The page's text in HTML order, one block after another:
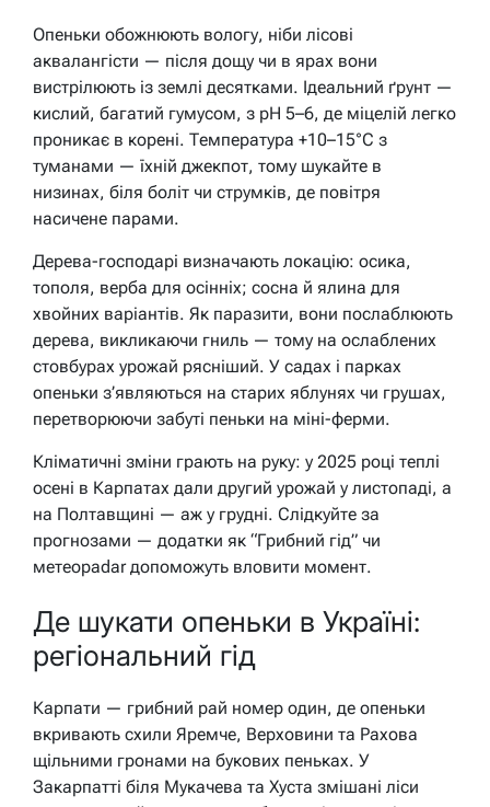
Опеньки обожнюють вологу, ніби лісові
аквалангісти — після дощу чи в ярах вони
вистрілюють із землі десятками. Ідеальний ґрунт —
кислий, багатий гумусом, з pH 5–6, де міцелій легко
проникає в корені. Температура +10–15°C з
туманами — їхній джекпот, тому шукайте в
низинах, біля боліт чи струмків, де повітря
насичене парами.
Дерева-господарі визначають локацію: осика,
тополя, верба для осінніх; сосна й ялина для
хвойних варіантів. Як паразити, вони послаблюють
дерева, викликаючи гниль — тому на ослаблених
стовбурах урожай рясніший. У садах і парках
опеньки з’являються на старих яблунях чи грушах,
перетворюючи забуті пеньки на міні-ферми.
Кліматичні зміни грають на руку: у 2025 році теплі
осені в Карпатах дали другий урожай у листопаді, а
на Полтавщині — аж у грудні. Слідкуйте за
прогнозами — додатки як “Грибний гід” чи
метеорadar допоможуть вловити момент.
Де шукати опеньки в Україні:
регіональний гід
Карпати — грибний рай номер один, де опеньки
вкривають схили Яремче, Верховини та Рахова
щільними гронами на букових пеньках. У
Закарпатті біля Мукачева та Хуста змішані ліси